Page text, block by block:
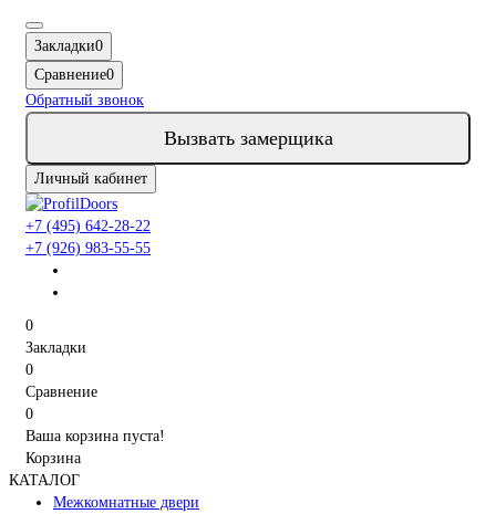
Закладки0
Сравнение0
Обратный звонок
Вызвать замерщика
Личный кабинет
+7 (495) 642-28-22
+7 (926) 983-55-55
0
Закладки
0
Сравнение
0
Ваша корзина пуста!
Корзина
КАТАЛОГ
Межкомнатные двери